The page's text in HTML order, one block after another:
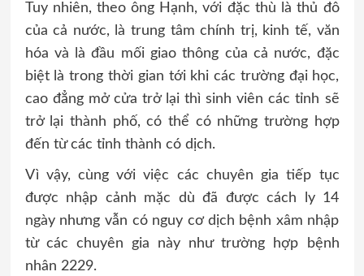
Tuy nhiên, theo ông Hạnh, với đặc thù là thủ đô
của cả nước, là trung tâm chính trị, kinh tế, văn
hóa và là đầu mối giao thông của cả nước, đặc
biệt là trong thời gian tới khi các trường đại học,
cao đẳng mở cửa trở lại thì sinh viên các tỉnh sẽ
trở lại thành phố, có thể có những trường hợp
đến từ các tỉnh thành có dịch.
Vì vậy, cùng với việc các chuyên gia tiếp tục
được nhập cảnh mặc dù đã được cách ly 14
ngày nhưng vẫn có nguy cơ dịch bệnh xâm nhập
từ các chuyên gia này như trường hợp bệnh
nhân 2229.